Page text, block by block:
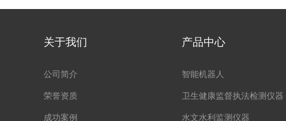
关于我们
公司简介
荣誉资质
成功案例
产品中心
智能机器人
卫生健康监督执法检测仪器
水文水利监测仪器